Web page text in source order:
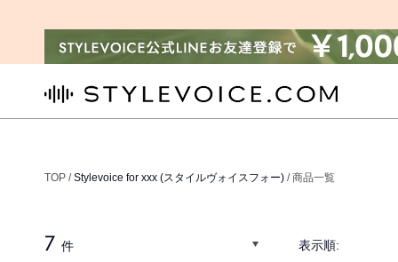
TOP /Stylevoice for xxx (スタイルヴォイスフォー) / 商品一覧
7 件 表示順: